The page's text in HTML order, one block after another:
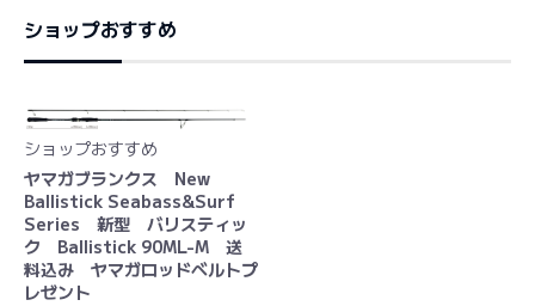
ショップおすすめ
ショップおすすめ
ヤマガブランクス New
Ballistick Seabass&Surf
Series 新型 バリスティッ
ク Ballistick 90ML-M 送
料込み ヤマガロッドベルトプ
レゼント